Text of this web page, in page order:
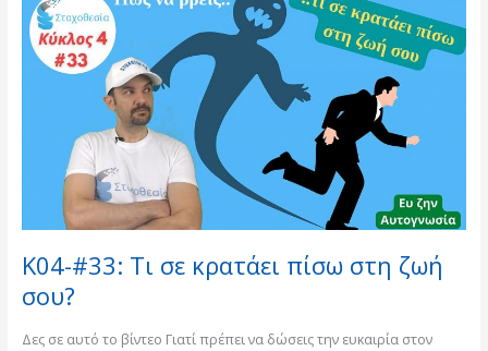
K04-#33: Τι σε κρατάει πίσω στη ζωή
σου?
Δες σε αυτό το βίντεο Γιατί πρέπει να δώσεις την ευκαιρία στον
#33:
Τι
σε
κρατάει